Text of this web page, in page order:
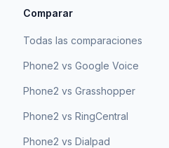
Comparar
Todas las comparaciones
Phone2 vs Google Voice
Phone2 vs Grasshopper
Phone2 vs RingCentral
Phone2 vs Dialpad